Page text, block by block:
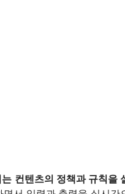
컨텐츠의 정책과 규칙을